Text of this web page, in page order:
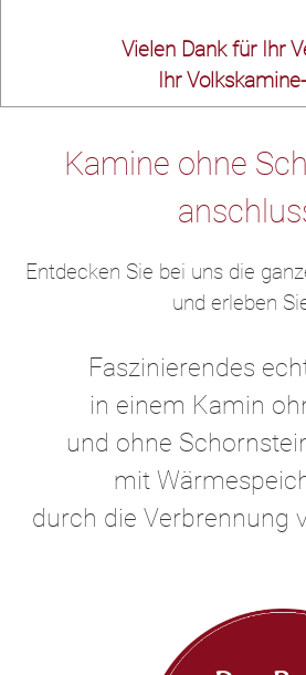
Vielen Dank für Ihr
Ihr
Kamine ohne
Entdecken Sie bei uns die
und erleben
Faszinierendes
in einem Kamin
und ohne
mit
durch die Verbrennung